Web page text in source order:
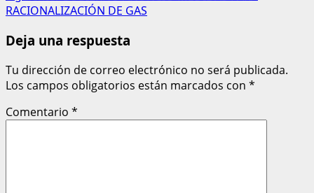
RACIONALIZACIÓN DE GAS
Deja una respuesta
Tu dirección de correo electrónico no será publicada.
Los campos obligatorios están marcados con *
Comentario *